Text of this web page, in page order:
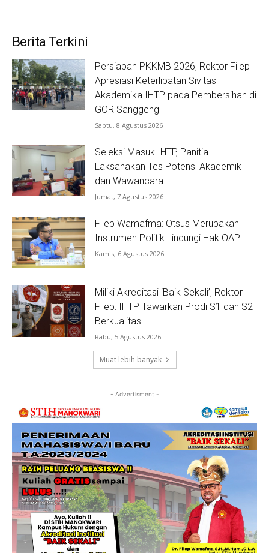
Berita Terkini
Persiapan PKKMB 2026, Rektor Filep
Apresiasi Keterlibatan Sivitas
Akademika IHTP pada Pembersihan di
GOR Sanggeng
Sabtu, 8 Agustus 2026
Seleksi Masuk IHTP, Panitia
Laksanakan Tes Potensi Akademik
dan Wawancara
Jumat, 7 Agustus 2026
Filep Wamafma: Otsus Merupakan
Instrumen Politik Lindungi Hak OAP
Kamis, 6 Agustus 2026
Miliki Akreditasi ‘Baik Sekali’, Rektor
Filep: IHTP Tawarkan Prodi S1 dan S2
Berkualitas
Rabu, 5 Agustus 2026
Muat lebih banyak
- Advertisment -